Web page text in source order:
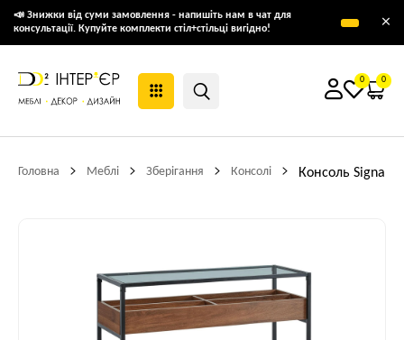
📣 Знижки від суми замовлення - напишіть нам в чат для
консультації. Купуйте комплекти стіл+стільці вигідно!
×
0 0
Головна Меблі Зберігання Консолі Консоль Signal